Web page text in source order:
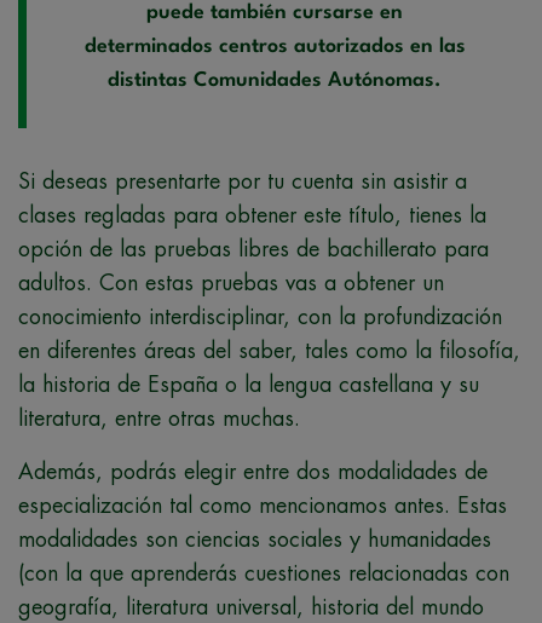
puede también cursarse en
determinados centros autorizados en las
distintas Comunidades Autónomas.
Si deseas presentarte por tu cuenta sin asistir a
clases regladas para obtener este título, tienes la
opción de las pruebas libres de bachillerato para
adultos. Con estas pruebas vas a obtener un
conocimiento interdisciplinar, con la profundización
en diferentes áreas del saber, tales como la filosofía,
la historia de España o la lengua castellana y su
literatura, entre otras muchas.
Además, podrás elegir entre dos modalidades de
especialización tal como mencionamos antes. Estas
modalidades son ciencias sociales y humanidades
(con la que aprenderás cuestiones relacionadas con
geografía, literatura universal, historia del mundo